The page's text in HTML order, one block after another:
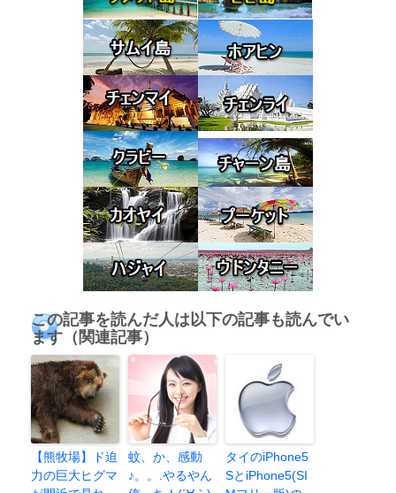
この記事を読んだ人は以下の記事も読んでい
ます（関連記事）
【熊牧場】ド迫
力の巨大ヒグマ
蚊、か、感動
♪。。.やるやん
タイのiPhone5
SとiPhone5(SI